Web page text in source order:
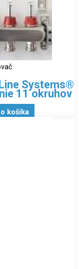
Systems®
11 okruhov
košíka